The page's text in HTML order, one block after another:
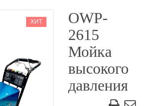
ХИТ
OWP-
2615
Мойка
высокого
давления